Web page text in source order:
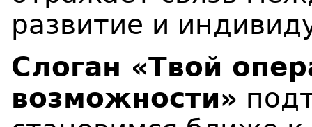
развитие и
Слоган «Твой
возможности»